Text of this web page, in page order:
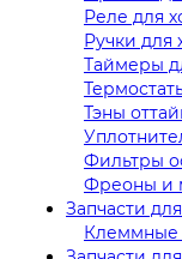
Реле для
Ручки для
Таймеры
Тэны
Фильтры
Фреоны и
Запчасти
Клеммные